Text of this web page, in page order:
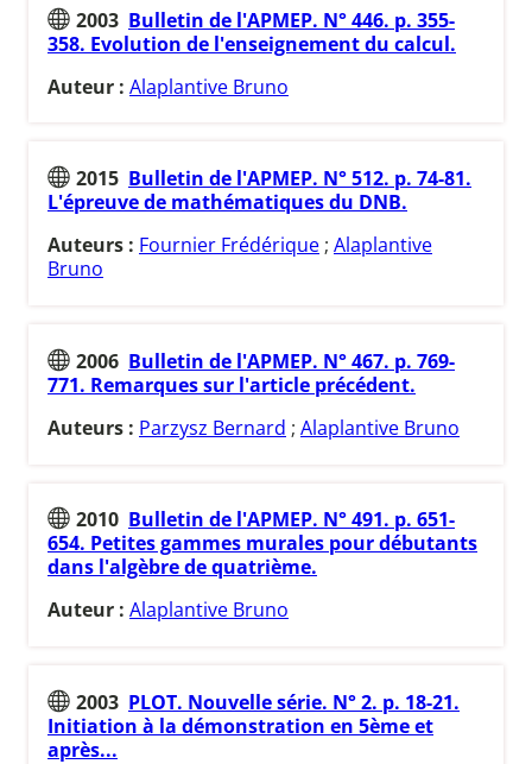
2003 Bulletin de l'APMEP. N° 446. p. 355-
358. Evolution de l'enseignement du calcul.
Auteur : Alaplantive Bruno
2015 Bulletin de l'APMEP. N° 512. p. 74-81.
L'épreuve de mathématiques du DNB.
Auteurs : Fournier Frédérique ; Alaplantive
Bruno
2006 Bulletin de l'APMEP. N° 467. p. 769-
771. Remarques sur l'article précédent.
Auteurs : Parzysz Bernard ; Alaplantive Bruno
2010 Bulletin de l'APMEP. N° 491. p. 651-
654. Petites gammes murales pour débutants
dans l'algèbre de quatrième.
Auteur : Alaplantive Bruno
2003 PLOT. Nouvelle série. N° 2. p. 18-21.
Initiation à la démonstration en 5ème et
après...